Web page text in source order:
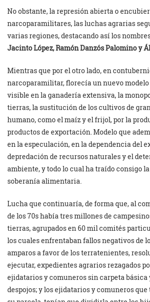
No obstante, la represión abierta o
narcoparamilitares, las luchas agrarias
varias regiones, destacando así los
Jacinto López, Ramón Danzós Palomino y
Mientras que por el otro lado, en
narcoparamilitar, florecía un nuevo
visible en la ganadería extensiva, la
tierras, la sustitución de los cultivos de
humano, como el maíz y el frijol, por la
productos de exportación. Modelo que
en la especulación, en la dependencia del
depredación de recursos naturales y el
ambiente, y todo lo cual ha traído consigo
soberanía alimentaria.
Lucha que continuaría, de forma que, al
de los 70s había tres millones de
tierras, agrupados en 60 mil comités
los cuales enfrentaban fallos negativos de
amparos a favor de los terratenientes,
ejecutar, expedientes agrarios rezagados
ejidatarios y comuneros sin carpeta básica
despojos; y los ejidatarios y comuneros